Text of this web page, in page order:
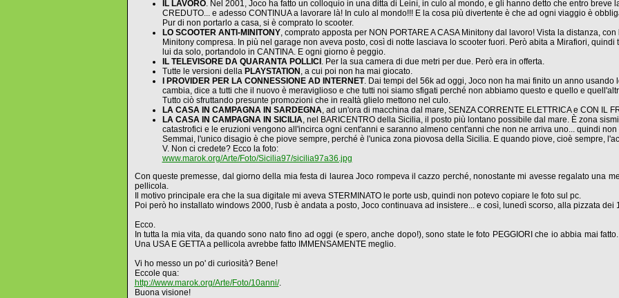
IL LAVORO. Nel 2001, Joco ha fatto un colloquio in una ditta di Leinì, in culo al mondo, e gli hanno detto che entro breve
CREDUTO... e adesso CONTINUA a lavorare là! In culo al mondo!!! E la cosa più divertente è che ad ogni viaggio è
Pur di non portarlo a casa, si è comprato lo scooter.
LO SCOOTER ANTI-MINITONY, comprato apposta per NON PORTARE A CASA Minitony dal lavoro! Vista la distanza,
Minitony compresa. In più nel garage non aveva posto, così di notte lasciava lo scooter fuori. Però abita a Mirafiori,
lui da solo, portandolo in CANTINA. E ogni giorno è peggio.
IL TELEVISORE DA QUARANTA POLLICI . Per la sua camera di due metri per due. Però era in offerta.
Tutte le versioni della PLAYSTATION , a cui poi non ha mai giocato.
I PROVIDER PER LA CONNESSIONE AD INTERNET. Dai tempi del 56k ad oggi, Joco non ha mai finito un anno
cambia, dice a tutti che il nuovo è meraviglioso e che tutti noi siamo sfigati perché non abbiamo questo e quello e
Tutto ciò sfruttando presunte promozioni che in realtà glielo mettono nel culo.
LA CASA IN CAMPAGNA IN SARDEGNA, ad un'ora di macchina dal mare, SENZA CORRENTE ELETTRICA e CON IL
LA CASA IN CAMPAGNA IN SICILIA, nel BARICENTRO della Sicilia, il posto più lontano possibile dal mare. È zona
catastrofici e le eruzioni vengono all'incirca ogni cent'anni e saranno almeno cent'anni che non ne arriva uno... quindi non
Semmai, l'unico disagio è che piove sempre, perché è l'unica zona piovosa della Sicilia. E quando piove, cioè sempre,
V. Non ci credete? Ecco la foto:
www.marok.org/Arte/Foto/Sicilia97/sicilia97a36.jpg
Con queste premesse, dal giorno della mia festa di laurea Joco rompeva il cazzo perché, nonostante mi avesse regalato una
pellicola.
Il motivo principale era che la sua digitale mi aveva STERMINATO le porte usb, quindi non potevo copiare le foto sul pc.
Poi però ho installato windows 2000, l'usb è andata a posto, Joco continuava ad insistere... e così, lunedì scorso, alla pizzata
Ecco.
In tutta la mia vita, da quando sono nato fino ad oggi (e spero, anche dopo!), sono state le foto PEGGIORI che io abbia mai
Una USA E GETTA a pellicola avrebbe fatto IMMENSAMENTE meglio.
Vi ho messo un po' di curiosità? Bene!
Eccole qua:
http://www.marok.org/Arte/Foto/10anni/.
Buona visione!